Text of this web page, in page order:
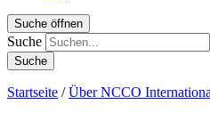
Suche öffnen
Suche
Startseite / Über NCCO